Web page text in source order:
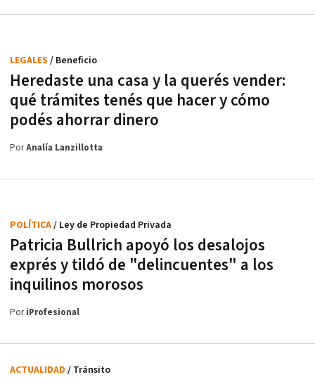
Heredaste una casa y la querés vender:
qué trámites tenés que hacer y cómo
podés ahorrar dinero
LEGALES / Beneficio
PorAnalía Lanzillotta
Patricia Bullrich apoyó los desalojos
exprés y tildó de "delincuentes" a los
inquilinos morosos
POLÍTICA/ Ley de Propiedad Privada
PoriProfesional
ACTUALIDAD / Tránsito